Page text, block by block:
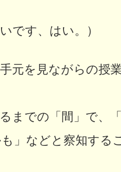
です、はい。）
元を見ながらの授
までの「間」で、
」などと察知する